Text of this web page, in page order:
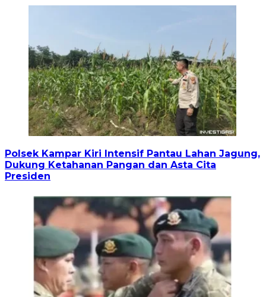
Polsek Kampar Kiri Intensif Pantau Lahan Jagung,
Dukung Ketahanan Pangan dan Asta Cita
Presiden